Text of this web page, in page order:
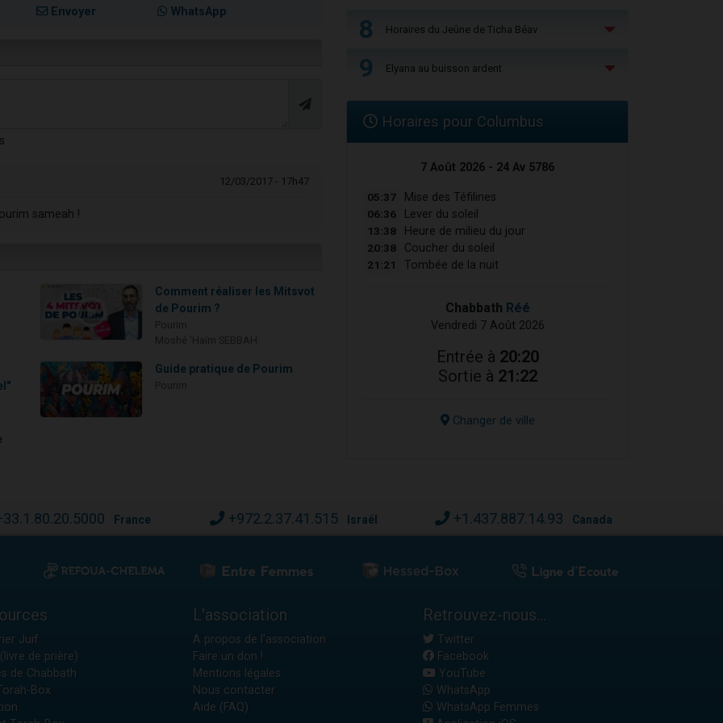
Envoyer WhatsApp
12/03/2017 - 17h47
sameah !
Comment réaliser les Mitsvot
de Pourim ?
Guide pratique de Pourim
8
Horaires du Jeûne de Ticha Béav
9 Elyana au buisson ardent
Horaires pour Columbus
7 Août 2026 - 24 Av 5786
05:37 Mise des Téfilines
06:36 Lever du soleil
13:38 Heure de milieu du jour
20:38 Coucher du soleil
21:21 Tombée de la nuit
Chabbath Réé
Vendredi 7 Août 2026
Entrée à 20:20
Sortie à 21:22
Changer de ville
France +972.2.37.41.515 Israël +1.437.887.14.93 Canada
Juif
de prière)
de Chabbath
Box
L'association
A propos de l'association
Faire un don !
Mentions légales
Nous contacter
Aide (FAQ)
Retrouvez-nous...
Twitter
Facebook
YouTube
WhatsApp
WhatsApp Femmes